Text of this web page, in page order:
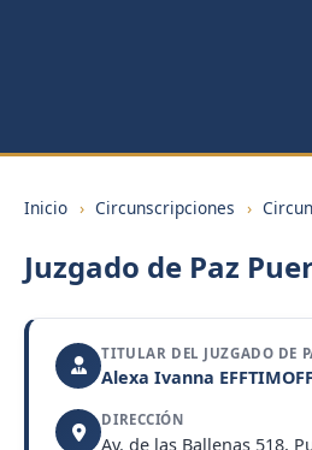
Inicio › Circunscripciones ›
Juzgado de Paz
TITULAR DEL JUZGADO DE
Alexa Ivanna
DIRECCIÓN
Av. de las Ballenas 518,